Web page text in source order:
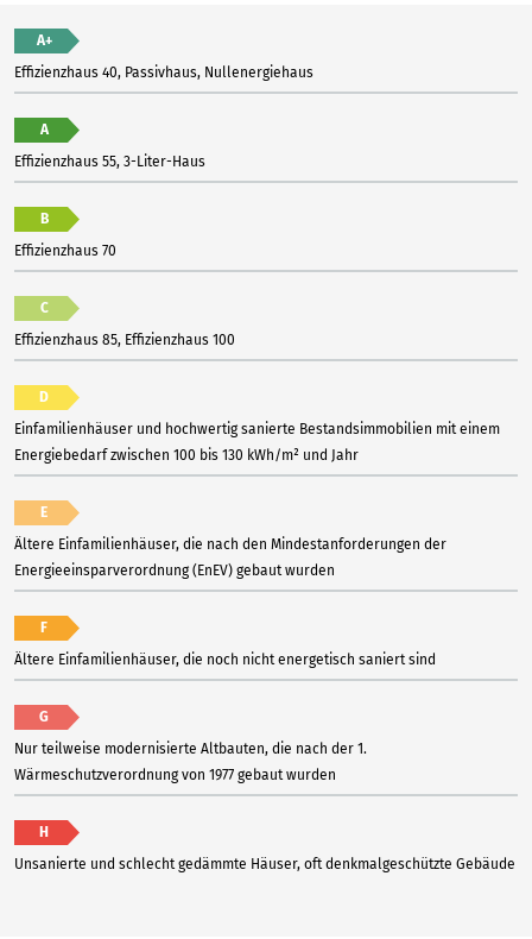
A+
Effizienzhaus 40, Passivhaus, Nullenergiehaus
A
Effizienzhaus 55, 3-Liter-Haus
B
Effizienzhaus 70
C
Effizienzhaus 85, Effizienzhaus 100
D
Einfamilienhäuser und hochwertig sanierte Bestandsimmobilien mit einem
Energiebedarf zwischen 100 bis 130 kWh/m² und Jahr
E
Ältere Einfamilienhäuser, die nach den Mindestanforderungen der
Energieeinsparverordnung (EnEV) gebaut wurden
F
Ältere Einfamilienhäuser, die noch nicht energetisch saniert sind
G
Nur teilweise modernisierte Altbauten, die nach der 1.
Wärmeschutzverordnung von 1977 gebaut wurden
H
Unsanierte und schlecht gedämmte Häuser, oft denkmalgeschützte Gebäude